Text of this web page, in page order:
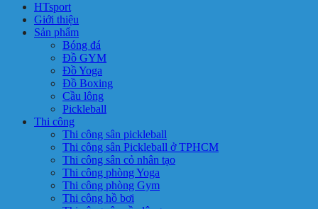
HTsport
Giới thiệu
Sản phẩm
Bóng đá
Đồ GYM
Đồ Yoga
Đồ Boxing
Cầu lông
Pickleball
Thi công
Thi công sân pickleball
Thi công sân Pickleball ở TPHCM
Thi công sân cỏ nhân tạo
Thi công phòng Yoga
Thi công phòng Gym
Thi công hồ bơi